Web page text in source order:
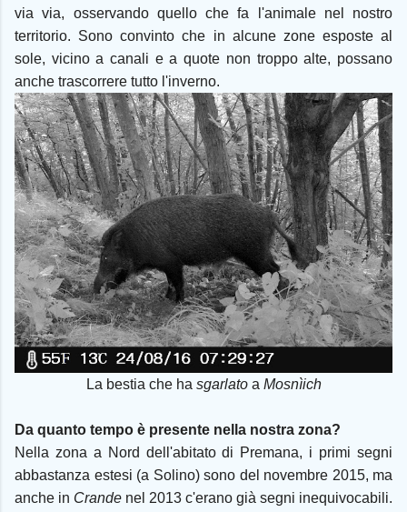
via via, osservando quello che fa l'animale nel nostro
territorio. Sono convinto che in alcune zone esposte al
sole, vicino a canali e a quote non troppo alte, possano
anche trascorrere tutto l'inverno.
La bestia che ha sgarlato a Mosnìich
Da quanto tempo è presente nella nostra zona?
Nella zona a Nord dell'abitato di Premana, i primi segni
abbastanza estesi (a Solino) sono del novembre 2015, ma
anche in Crande nel 2013 c'erano già segni inequivocabili.